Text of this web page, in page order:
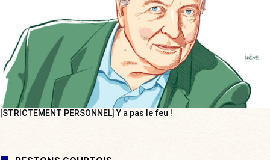
[STRICTEMENT PERSONNEL] Y a pas le feu !